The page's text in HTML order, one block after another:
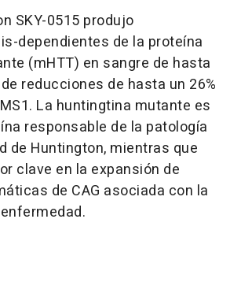
SKY-0515 produjo
dependientes de la proteína
(mHTT) en sangre de hasta
reducciones de hasta un 26%
La huntingtina mutante es
responsable de la patología
de Huntington, mientras que
clave en la expansión de
de CAG asociada con la